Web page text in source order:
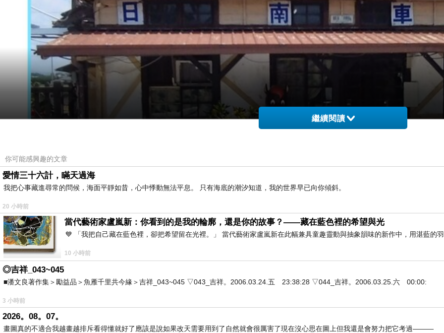
繼續閱讀
你可能感興趣的文章
愛情三十六計，瞞天過海
我把心事藏進尋常的問候，海面平靜如昔，心中悸動無法平息。 只有海底的潮汐知道，我的世界早已向你傾斜。
20 小時前
當代藝術家盧嵐新：你看到的是我的輪廓，還是你的故事？——藏在藍色裡的希望與光
💙 「我把自己藏在藍色裡，卻把希望留在光裡。」 當代藝術家盧嵐新在此幅兼具童趣靈動與抽象韻味的新作中，用湛藍的
10 小時前
◎吉祥_043~045
■潘文良著作集＞勵益品＞魚雁千里共今緣＞吉祥_043~045 ▽043_吉祥。2006.03.24.五 23:38:28 ▽044_吉祥。2006.03.25.六 00:00:
3 小時前
2026。08。07。
畫圖真的不適合我越畫越排斥看得懂就好了應該是說如果改天需要用到了自然就會很厲害了現在沒心思在圖上但我還是會努力把它考過———